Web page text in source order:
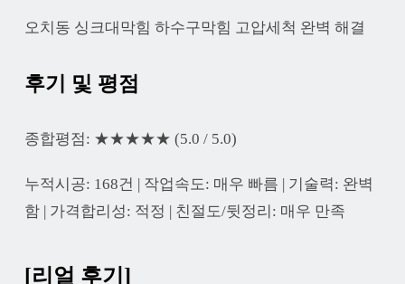
오치동 싱크대막힘 하수구막힘 고압세척 완벽 해결
후기 및 평점
종합평점: ★★★★★ (5.0 / 5.0)
누적시공: 168건 | 작업속도: 매우 빠름 | 기술력: 완벽
함 | 가격합리성: 적정 | 친절도/뒷정리: 매우 만족
[리얼 후기]